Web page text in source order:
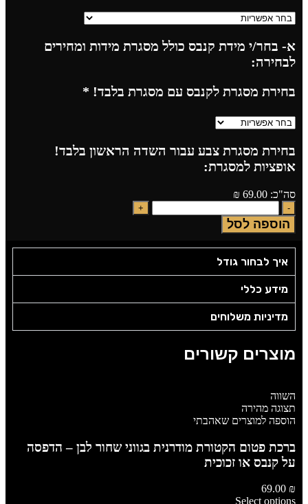
א- בחר/י מידת קנבס כולל מסגרת מידות ומחירים
לבחירה:
בחירת מסגרת לקנבס עם מסגרת בלבד! *
בחירת מסגרת צבע עבור השדה הראשון בלבד!
אופציות למסגרת:
סה"כ: 69.00
₪
הוספה לסל
איך לבחור גודל
מידע כללי
מדיניות משלוחים
מוצרים קשורים
השווה
תצוגה מהירה
הוספה למוצרים שאהבתי
ברכת פטום הקטורת מודרנית בגווני שחור לבן – הדפסה
על קנבס או זכוכית
69.00 ₪
Select options